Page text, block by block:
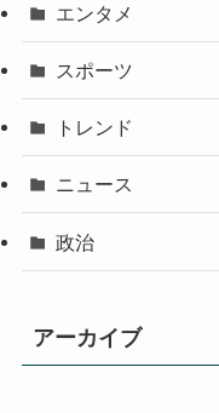
エンタメ
スポーツ
トレンド
ニュース
政治
アーカイブ